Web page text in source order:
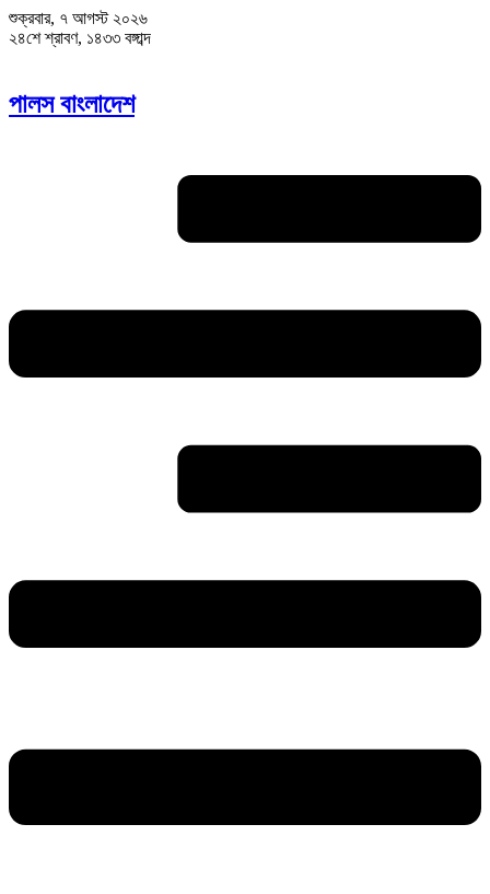
শুক্রবার, ৭ আগস্ট ২০২৬
২৪শে শ্রাবণ, ১৪৩৩ বঙ্গাব্দ
পালস বাংলাদেশ